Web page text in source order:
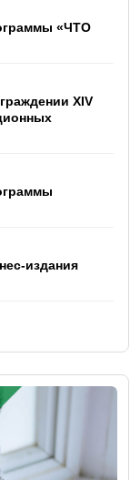
«ЧТО
XIV
издания